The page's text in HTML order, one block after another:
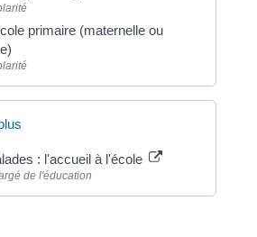
primaire (maternelle ou
: l'accueil à l'école
de l'éducation